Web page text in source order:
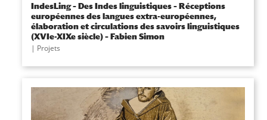
IndesLing – Des Indes linguistiques – Réceptions
européennes des langues extra-européennes,
élaboration et circulations des savoirs linguistiques
(XVIe-XIXe siècle) – Fabien Simon
| Projets